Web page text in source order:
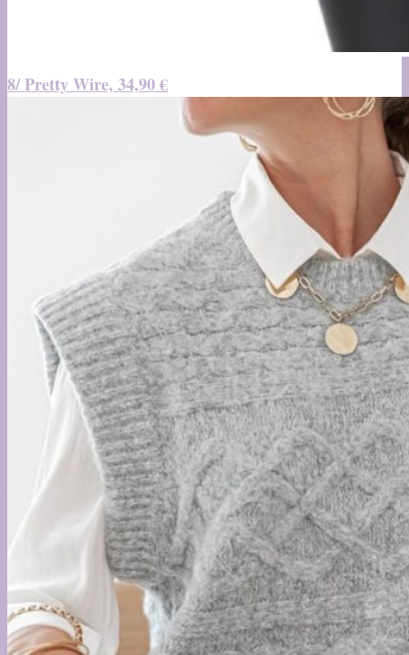
8/ Pretty Wire, 34,90 €